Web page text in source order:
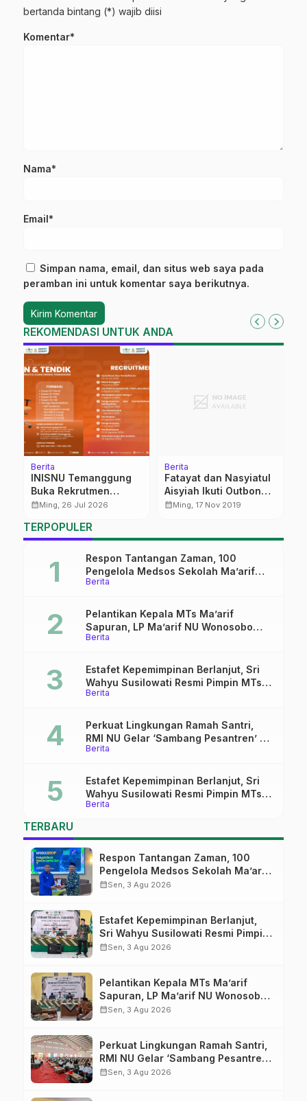
bertanda bintang (*) wajib diisi
Komentar*
Nama*
Email*
Simpan nama, email, dan situs web saya pada
peramban ini untuk komentar saya berikutnya.
REKOMENDASI UNTUK ANDA
Berita
‎INISNU Temanggung
Buka Rekrutmen
Dosen dan Tenaga
Pendaftaran Dibuka
hingga 31 Juli 2026
calendar_monthMing, 26 Jul 2026
Berita
Fatayat dan Nasyiatul
Aisyiah Ikuti Outbond
Bersama Bawaslu
calendar_monthMing, 17 Nov 2019
TERPOPULER
Berita
Respon Tantangan Zaman, 100
Pengelola Medsos Sekolah Ma’arif
Pekalongan Ikuti Pelatihan Literasi
Berita
Pelantikan Kepala MTs Ma’arif
Sapuran, LP Ma’arif NU Wonosobo
Tekankan Lima Amanah
Berita
Estafet Kepemimpinan Berlanjut, Sri
Wahyu Susilowati Resmi Pimpin MTs
Ma’arif Sapuran
Berita
Perkuat Lingkungan Ramah Santri,
RMI NU Gelar ‘Sambang Pesantren’ di
Pati
Berita
Estafet Kepemimpinan Berlanjut, Sri
Wahyu Susilowati Resmi Pimpin MTs
Ma’arif Sapuran
TERBARU
Respon Tantangan Zaman, 100
Pengelola Medsos Sekolah Ma’arif
Pekalongan Ikuti Pelatihan Literasi
calendar_monthSen, 3 Agu 2026
Estafet Kepemimpinan Berlanjut,
Sri Wahyu Susilowati Resmi Pimpin
MTs Ma’arif Sapuran
calendar_monthSen, 3 Agu 2026
Pelantikan Kepala MTs Ma’arif
Sapuran, LP Ma’arif NU Wonosobo
Tekankan Lima Amanah
calendar_monthSen, 3 Agu 2026
Perkuat Lingkungan Ramah Santri,
RMI NU Gelar ‘Sambang Pesantren’
di Pati
calendar_monthSen, 3 Agu 2026